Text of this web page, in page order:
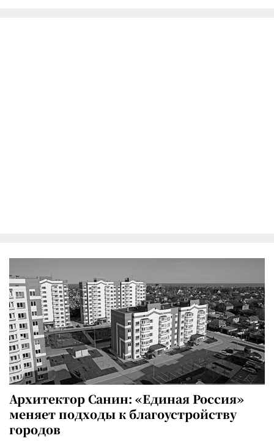
Архитектор Санин: «Единая Россия»
меняет подходы к благоустройству
городов